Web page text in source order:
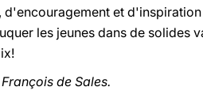
et
les jeunes dans de solides
de Sales.